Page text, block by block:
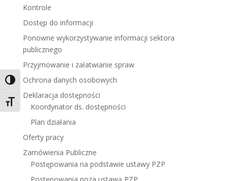
Toggle High Contrast
Toggle Font size
Kontrole
Dostęp do informacji
Ponowne wykorzystywanie informacji sektora
publicznego
Przyjmowanie i załatwianie spraw
Ochrona danych osobowych
Deklaracja dostępności
Koordynator ds. dostępności
Plan działania
Oferty pracy
Zamówienia Publiczne
Postępowania na podstawie ustawy PZP